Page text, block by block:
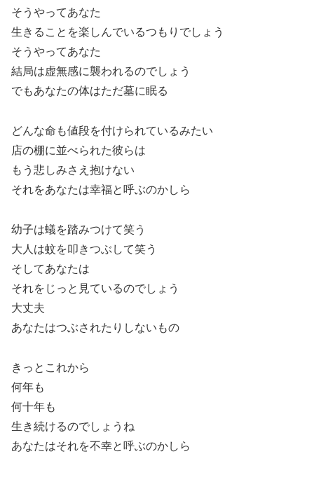
そうやってあなた
生きることを楽しんでいるつもりでしょう
そうやってあなた
結局は虚無感に襲われるのでしょう
でもあなたの体はただ墓に眠る
どんな命も値段を付けられているみたい
店の棚に並べられた彼らは
もう悲しみさえ抱けない
それをあなたは幸福と呼ぶのかしら
幼子は蟻を踏みつけて笑う
大人は蚊を叩きつぶして笑う
そしてあなたは
それをじっと見ているのでしょう
大丈夫
あなたはつぶされたりしないもの
きっとこれから
何年も
何十年も
生き続けるのでしょうね
あなたはそれを不幸と呼ぶのかしら